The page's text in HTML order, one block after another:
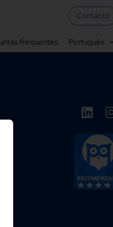
Contacto
frequentes Português